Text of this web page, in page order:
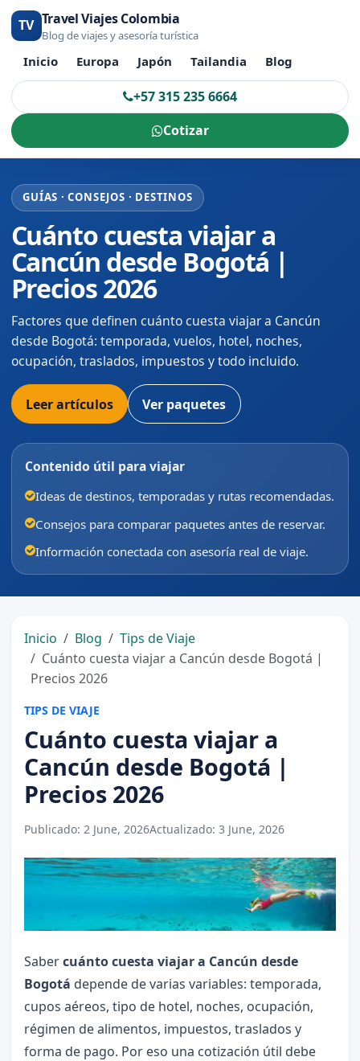
TV Travel Viajes Colombia
Blog de viajes y asesoría turística
Inicio Europa Japón Tailandia Blog
+57 315 235 6664
Cotizar
GUÍAS · CONSEJOS · DESTINOS
Cuánto cuesta viajar a
Cancún desde Bogotá |
Precios 2026
Factores que definen cuánto cuesta viajar a Cancún
desde Bogotá: temporada, vuelos, hotel, noches,
ocupación, traslados, impuestos y todo incluido.
Leer artículos Ver paquetes
Contenido útil para viajar
Ideas de destinos, temporadas y rutas recomendadas.
Consejos para comparar paquetes antes de reservar.
Información conectada con asesoría real de viaje.
Inicio Blog
Tips de Viaje
Cuánto cuesta viajar a Cancún desde Bogotá |
Precios 2026
TIPS DE VIAJE
Cuánto cuesta viajar a
Cancún desde Bogotá |
Precios 2026
Publicado: 2 June, 2026Actualizado: 3 June, 2026
Sabercuánto cuesta viajar a Cancún desde
Bogotá depende de varias variables: temporada,
cupos aéreos, tipo de hotel, noches, ocupación,
régimen de alimentos, impuestos, traslados y
forma de pago. Por eso una cotización útil debe